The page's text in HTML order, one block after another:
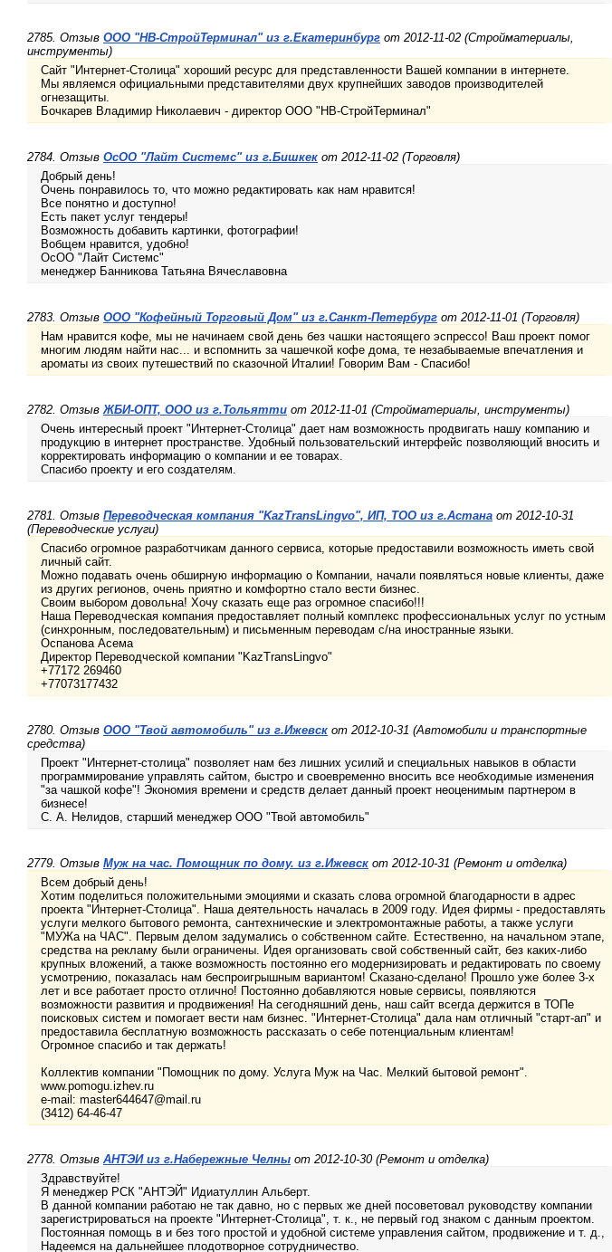
2785. Отзыв ООО "НВ-СтройТерминал" из г.Екатеринбург от 2012-11-02 (Стройматериалы,
инструменты)
Сайт "Интернет-Столица" хороший ресурс для представленности Вашей компании в интернете.
Мы являемся официальными представителями двух крупнейших заводов производителей
огнезащиты.
Бочкарев Владимир Николаевич - директор ООО "НВ-СтройТерминал"
2784. Отзыв ОсОО "Лайт Системс" из г.Бишкек от 2012-11-02 (Торговля)
Добрый день!
Очень понравилось то, что можно редактировать как нам нравится!
Все понятно и доступно!
Есть пакет услуг тендеры!
Возможность добавить картинки, фотографии!
Вобщем нравится, удобно!
ОсОО "Лайт Системс"
менеджер Банникова Татьяна Вячеславовна
2783. Отзыв ООО "Кофейный Торговый Дом" из г.Санкт-Петербург от 2012-11-01 (Торговля)
Нам нравится кофе, мы не начинаем свой день без чашки настоящего эспрессо! Ваш проект помог
многим людям найти нас... и вспомнить за чашечкой кофе дома, те незабываемые впечатления и
ароматы из своих путешествий по сказочной Италии! Говорим Вам - Спасибо!
2782. ОтзывЖБИ-ОПТ, ООО из г.Тольятти от 2012-11-01 (Стройматериалы, инструменты)
Очень интересный проект "Интернет-Столица" дает нам возможность продвигать нашу компанию и
продукцию в интернет пространстве. Удобный пользовательский интерфейс позволяющий вносить и
корректировать информацию о компании и ее товарах.
Спасибо проекту и его создателям.
2781. Отзыв Переводческая компания "KazTransLingvo", ИП, ТОО из г.Астана от 2012-10-31
(Переводческие услуги)
Спасибо огромное разработчикам данного сервиса, которые предоставили возможность иметь свой
личный сайт.
Можно подавать очень обширную информацию о Компании, начали появляться новые клиенты, даже
из других регионов, очень приятно и комфортно стало вести бизнес.
Своим выбором довольна! Хочу сказать еще раз огромное спасибо!!!
Наша Переводческая компания предоставляет полный комплекс профессиональных услуг по устным
(синхронным, последовательным) и письменным переводам с/на иностранные языки.
Оспанова Асема
Директор Переводческой компании "KazTransLingvo"
+77172 269460
+77073177432
2780. Отзыв ООО "Твой автомобиль" из г.Ижевск от 2012-10-31 (Автомобили и транспортные
средства)
Проект "Интернет-столица" позволяет нам без лишних усилий и специальных навыков в области
программирование управлять сайтом, быстро и своевременно вносить все необходимые изменения
"за чашкой кофе"! Экономия времени и средств делает данный проект неоценимым партнером в
бизнесе!
С. А. Нелидов, старший менеджер ООО "Твой автомобиль"
2779. Отзыв Муж на час. Помощник по дому. из г.Ижевск от 2012-10-31 (Ремонт и отделка)
Всем добрый день!
Хотим поделиться положительными эмоциями и сказать слова огромной благодарности в адрес
проекта "Интернет-Столица". Наша деятельность началась в 2009 году. Идея фирмы - предоставлять
услуги мелкого бытового ремонта, сантехнические и электромонтажные работы, а также услуги
"МУЖа на ЧАС". Первым делом задумались о собственном сайте. Естественно, на начальном этапе,
средства на рекламу были ограничены. Идея организовать свой собственный сайт, без каких-либо
крупных вложений, а также возможность постоянно его модернизировать и редактировать по своему
усмотрению, показалась нам беспроигрышным вариантом! Сказано-сделано! Прошло уже более 3-х
лет и все работает просто отлично! Постоянно добавляются новые сервисы, появляются
возможности развития и продвижения! На сегодняшний день, наш сайт всегда держится в ТОПе
поисковых систем и помогает вести нам бизнес. "Интернет-Столица" дала нам отличный "старт-ап" и
предоставила бесплатную возможность рассказать о себе потенциальным клиентам!
Огромное спасибо и так держать!
Коллектив компании "Помощник по дому. Услуга Муж на Час. Мелкий бытовой ремонт".
www.pomogu.izhev.ru
e-mail: master644647@mail.ru
(3412) 64-46-47
2778. Отзыв АНТЭИ из г.Набережные Челны от 2012-10-30 (Ремонт и отделка)
Здравствуйте!
Я менеджер РСК "АНТЭЙ" Идиатуллин Альберт.
В данной компании работаю не так давно, но с первых же дней посоветовал руководству компании
зарегистрироваться на проекте "Интернет-Столица", т. к., не первый год знаком с данным проектом.
Постоянная помощь в и без того простой и удобной системе управления сайтом, продвижение и т. д.,
Надеемся на дальнейшее плодотворное сотрудничество.